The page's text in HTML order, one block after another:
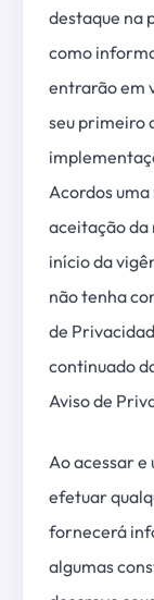
destaque na
como
entrarão em
seu primeiro
Acordos
aceitação da
início da
não tenha
de
continuado
Aviso de
Ao acessar
efetuar
fornecerá
algumas